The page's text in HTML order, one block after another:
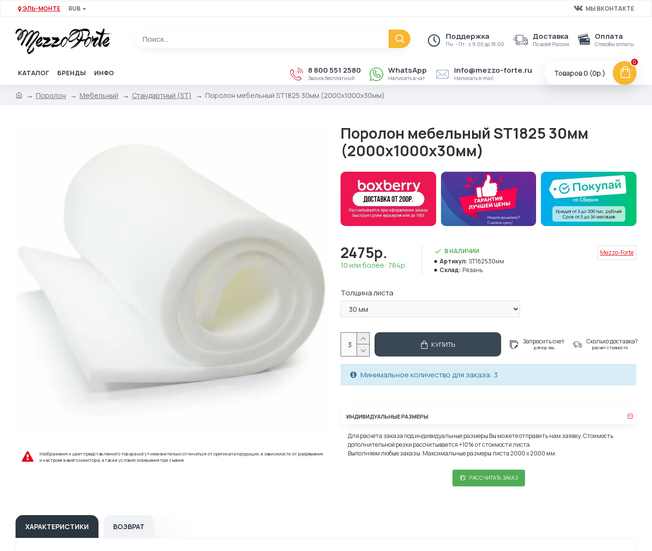
ЭЛЬ-МОНТЕ RUB МЫ ВКОНТАКТЕ
Поддержка
Пн. - Пт.: с 9:00 до 18:00
Доставка
По всей России
Оплата
Способы оплаты
КАТАЛОГ БРЕНДЫ ИНФО 8 800 551 2580
Звонок бесплатный
WhatsApp
Написать в чат
info@mezzo-forte.ru
Написать e-mail
Товаров 0 (0р.)
0
Поролон Мебельный Стандартный (ST) Поролон мебельный ST1825 30мм (2000x1000x30мм)
Изображения и цвет представленного товара могут незначительно отличаться от оригинала продукции, в зависимости от разрешения
и настроек вашего монитора, а также условий освещения при съемке.
Поролон мебельный ST1825 30мм
(2000x1000x30мм)
2475р.
10 или более: 784р.
В НАЛИЧИИ
Артикул: ST182530мм
Склад: Рязань
Mezzo-Forte
Толщина листа
КУПИТЬ Запросить счет
для юр.лиц
Сколько доставка?
расчет стоимости
Минимальное количество для заказа: 3
ИНДИВИДУАЛЬНЫЕ РАЗМЕРЫ
Для расчета заказа под индивидуальные размеры Вы можете отправить нам заявку. Стоимость
дополнительной резки рассчитывается +10% от стоимости листа.
Выполняем любые заказы. Максимальные размеры листа 2000 х 2000 мм.
РАССЧИТАТЬ ЗАКАЗ
ХАРАКТЕРИСТИКИ ВОЗВРАТ